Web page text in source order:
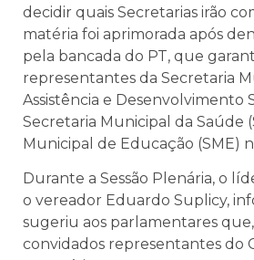
decidir quais Secretarias irão
matéria foi aprimorada após
pela bancada do PT, que
representantes da Secretaria
Assistência e Desenvolvimento
Secretaria Municipal da Saúde
Municipal de Educação (SME)
Durante a Sessão Plenária, o
o vereador Eduardo Suplicy,
sugeriu aos parlamentares
convidados representantes do